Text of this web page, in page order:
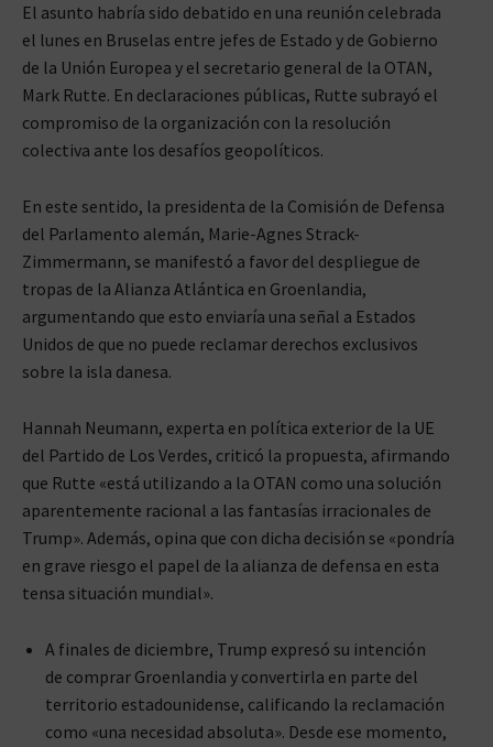
El asunto habría sido debatido en una reunión celebrada
el lunes en Bruselas entre jefes de Estado y de Gobierno
de la Unión Europea y el secretario general de la OTAN,
Mark Rutte. En declaraciones públicas, Rutte subrayó el
compromiso de la organización con la resolución
colectiva ante los desafíos geopolíticos.
En este sentido, la presidenta de la Comisión de Defensa
del Parlamento alemán, Marie-Agnes Strack-
Zimmermann, se manifestó a favor del despliegue de
tropas de la Alianza Atlántica en Groenlandia,
argumentando que esto enviaría una señal a Estados
Unidos de que no puede reclamar derechos exclusivos
sobre la isla danesa.
Hannah Neumann, experta en política exterior de la UE
del Partido de Los Verdes, criticó la propuesta, afirmando
que Rutte «está utilizando a la OTAN como una solución
aparentemente racional a las fantasías irracionales de
Trump». Además, opina que con dicha decisión se «pondría
en grave riesgo el papel de la alianza de defensa en esta
tensa situación mundial».
A finales de diciembre, Trump expresó su intención
de comprar Groenlandia y convertirla en parte del
territorio estadounidense, calificando la reclamación
como «una necesidad absoluta». Desde ese momento,